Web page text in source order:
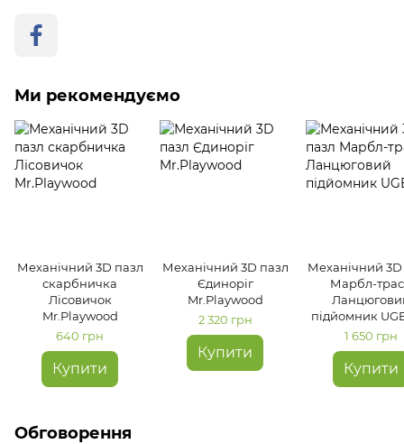
Ми рекомендуємо
Механічний 3D пазл
скарбничка
Лісовичок
Mr.Playwood
640 грн
Купити
Механічний 3D пазл
Єдиноріг
Mr.Playwood
2 320 грн
Купити
Механічний
Марбл-
підйомник
1 650 грн
Купити
Обговорення